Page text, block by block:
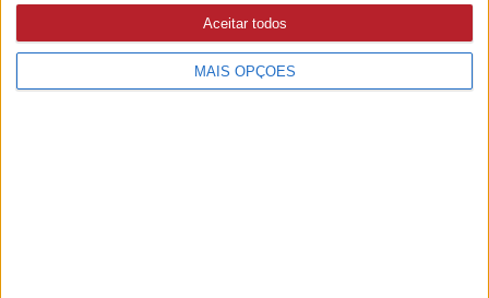
MAIS OPÇÕES
Aceitar todos